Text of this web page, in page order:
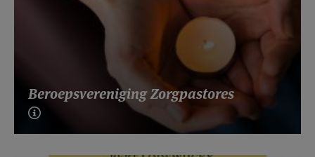
Beroepsvereniging Zorgpastores